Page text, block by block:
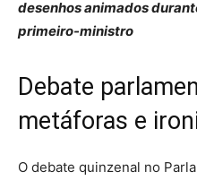
desenhos animados
primeiro-ministro
Debate
metáforas e
O debate quinzenal no